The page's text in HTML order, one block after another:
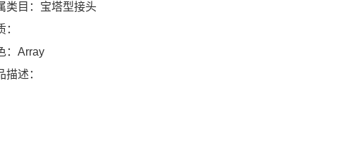
类目：宝塔型接头
：
：Array
描述：